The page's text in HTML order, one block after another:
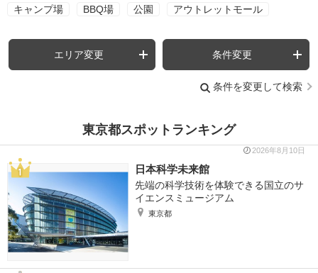
キャンプ場 BBQ場 公園 アウトレットモール
エリア変更 条件変更
条件を変更して検索
東京都スポットランキング
2026年8月10日
日本科学未来館
先端の科学技術を体験できる国立のサ
イエンスミュージアム
東京都